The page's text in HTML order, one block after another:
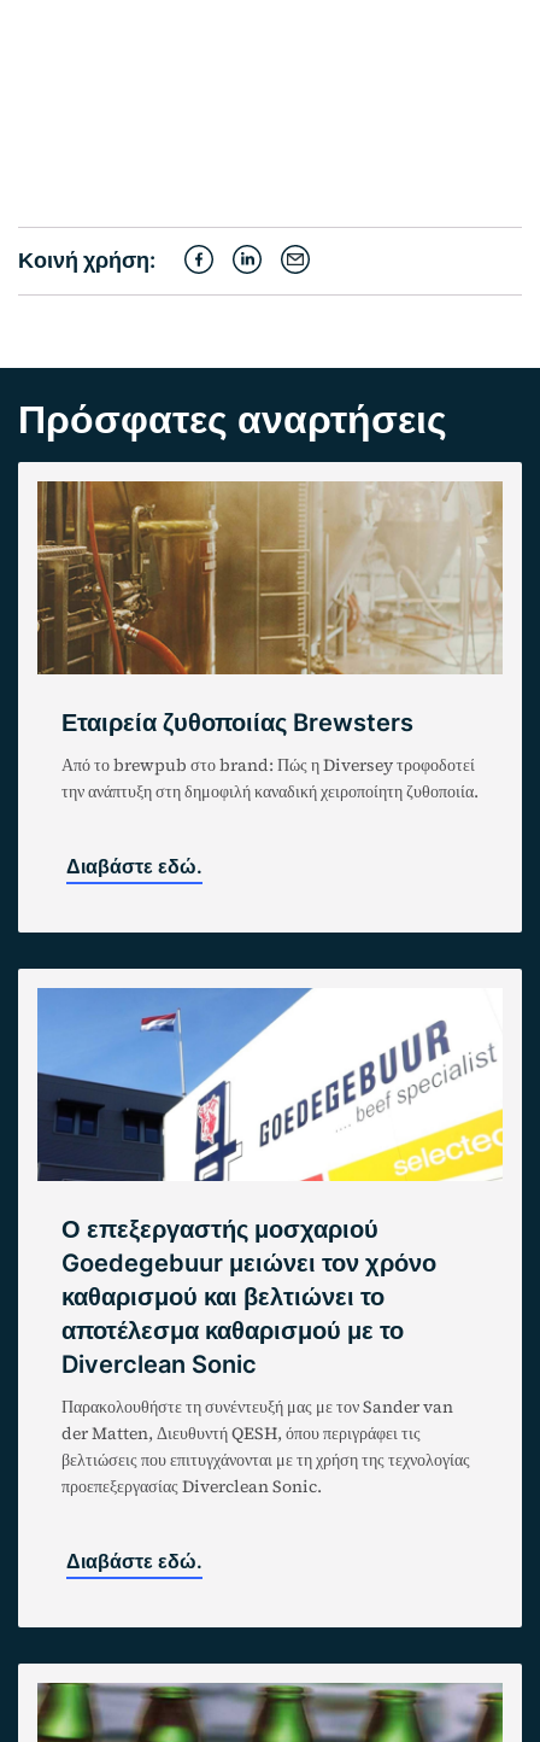
Κοινή χρήση:
Πρόσφατες αναρτήσεις
Εταιρεία ζυθοποιίας Brewsters
Από το brewpub στο brand: Πώς η Diversey τροφοδοτεί
την ανάπτυξη στη δημοφιλή καναδική χειροποίητη ζυθοποιία.
Διαβάστε εδώ.
Ο επεξεργαστής μοσχαριού
Goedegebuur μειώνει τον χρόνο
καθαρισμού και βελτιώνει το
αποτέλεσμα καθαρισμού με το
Diverclean Sonic
Παρακολουθήστε τη συνέντευξή μας με τον Sander van
der Matten, Διευθυντή QESH, όπου περιγράφει τις
βελτιώσεις που επιτυγχάνονται με τη χρήση της τεχνολογίας
προεπεξεργασίας Diverclean Sonic.
Διαβάστε εδώ.